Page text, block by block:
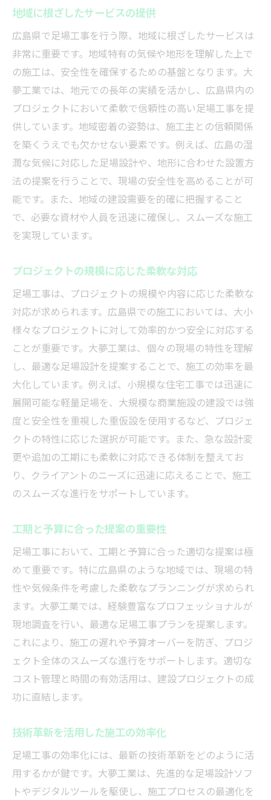
地域に根ざしたサービスの提供
広島県で足場工事を行う際、地域に根ざしたサービスは
非常に重要です。地域特有の気候や地形を理解した上で
の施工は、安全性を確保するための基盤となります。大
夢工業では、地元での長年の実績を活かし、広島県内の
プロジェクトにおいて柔軟で信頼性の高い足場工事を提
供しています。地域密着の姿勢は、施工主との信頼関係
を築くうえでも欠かせない要素です。例えば、広島の湿
潤な気候に対応した足場設計や、地形に合わせた設置方
法の提案を行うことで、現場の安全性を高めることが可
能です。また、地域の建設需要を的確に把握すること
で、必要な資材や人員を迅速に確保し、スムーズな施工
を実現しています。
プロジェクトの規模に応じた柔軟な対応
足場工事は、プロジェクトの規模や内容に応じた柔軟な
対応が求められます。広島県での施工においては、大小
様々なプロジェクトに対して効率的かつ安全に対応する
ことが重要です。大夢工業は、個々の現場の特性を理解
し、最適な足場設計を提案することで、施工の効率を最
大化しています。例えば、小規模な住宅工事では迅速に
展開可能な軽量足場を、大規模な商業施設の建設では強
度と安全性を重視した重仮設を使用するなど、プロジェ
クトの特性に応じた選択が可能です。また、急な設計変
更や追加の工期にも柔軟に対応できる体制を整えてお
り、クライアントのニーズに迅速に応えることで、施工
のスムーズな進行をサポートしています。
工期と予算に合った提案の重要性
足場工事において、工期と予算に合った適切な提案は極
めて重要です。特に広島県のような地域では、現場の特
性や気候条件を考慮した柔軟なプランニングが求められ
ます。大夢工業では、経験豊富なプロフェッショナルが
現地調査を行い、最適な足場工事プランを提案します。
これにより、施工の遅れや予算オーバーを防ぎ、プロジ
ェクト全体のスムーズな進行をサポートします。適切な
コスト管理と時間の有効活用は、建設プロジェクトの成
功に直結します。
技術革新を活用した施工の効率化
足場工事の効率化には、最新の技術革新をどのように活
用するかが鍵です。大夢工業は、先進的な足場設計ソフ
トやデジタルツールを駆使し、施工プロセスの最適化を